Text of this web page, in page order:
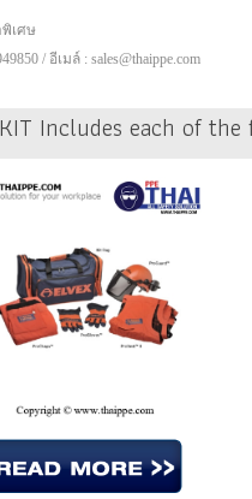
เศษ
/ อีเมล์ : sales@thaippe.com
#ELVEX
Includes each of